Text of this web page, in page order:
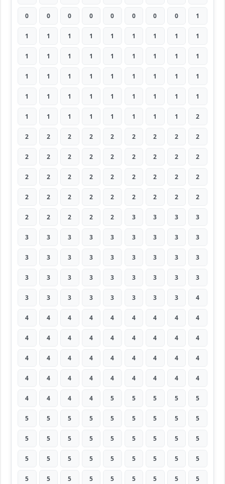
0 0 0 0 0 0 0 0 1
1 1 1 1 1 1 1 1 1
1 1 1 1 1 1 1 1 1
1 1 1 1 1 1 1 1 1
1 1 1 1 1 1 1 1 1
1 1 1 1 1 1 1 1 2
2 2 2 2 2 2 2 2 2
2 2 2 2 2 2 2 2 2
2 2 2 2 2 2 2 2 2
2 2 2 2 2 2 2 2 2
2 2 2 2 2 3 3 3 3
3 3 3 3 3 3 3 3 3
3 3 3 3 3 3 3 3 3
3 3 3 3 3 3 3 3 3
3 3 3 3 3 3 3 3 4
4 4 4 4 4 4 4 4 4
4 4 4 4 4 4 4 4 4
4 4 4 4 4 4 4 4 4
4 4 4 4 4 4 4 4 4
4 4 4 4 5 5 5 5 5
5 5 5 5 5 5 5 5 5
5 5 5 5 5 5 5 5 5
5 5 5 5 5 5 5 5 5
5 5 5 5 5 5 5 5 5